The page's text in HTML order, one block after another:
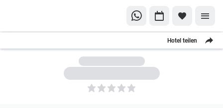
Hotel teilen
5